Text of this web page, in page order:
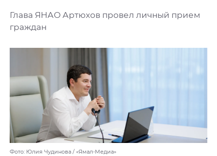
Глава ЯНАО Артюхов провел личный прием
граждан
Фото: Юлия Чудинова / «Ямал-Медиа»